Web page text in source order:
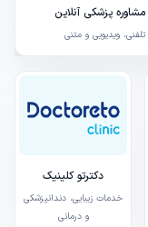
مشاوره پزشکی آنلاین
تلفنی، ویدیویی و متنی
دکترتو کلینیک
خدمات زیبایی، دندانپزشکی
و درمانی